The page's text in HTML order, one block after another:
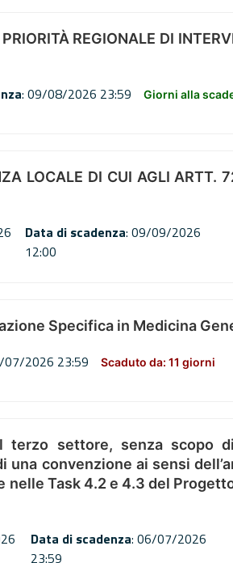
REGIONALE DI
: 09/08/2026 23:59 Giorni alla
LOCALE DI CUI AGLI ARTT.
Data di scadenza: 09/09/2026
12:00
Specifica in Medicina
07/2026 23:59 Scaduto da: 11 giorni
settore, senza scopo
convenzione ai sensi
Task 4.2 e 4.3 del Progetto
Data di scadenza: 06/07/2026
23:59